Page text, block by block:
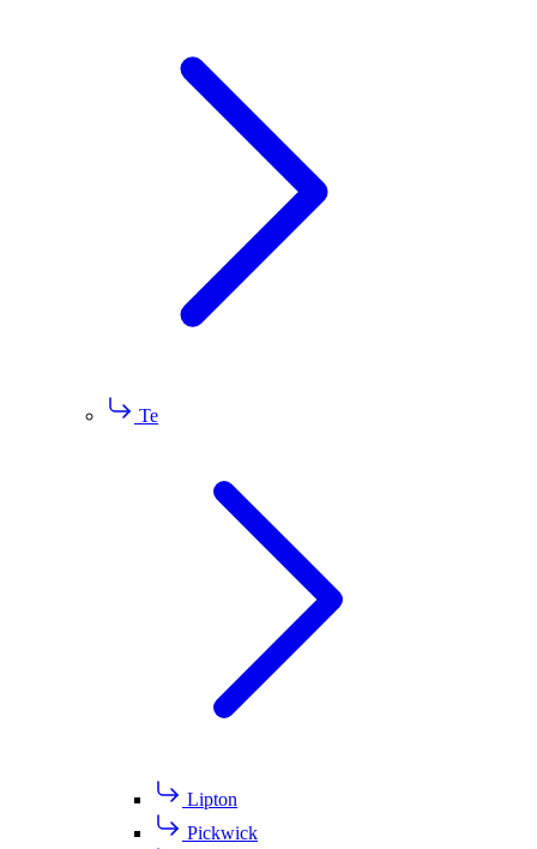
Te
Lipton
Pickwick